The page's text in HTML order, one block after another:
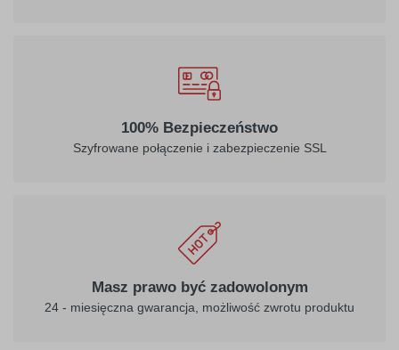
100% Bezpieczeństwo
Szyfrowane połączenie i zabezpieczenie SSL
Masz prawo być zadowolonym
24 - miesięczna gwarancja, możliwość zwrotu produktu